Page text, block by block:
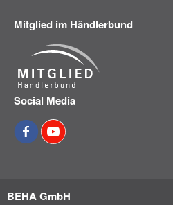
Mitglied im Händlerbund
Social Media
BEHA GmbH